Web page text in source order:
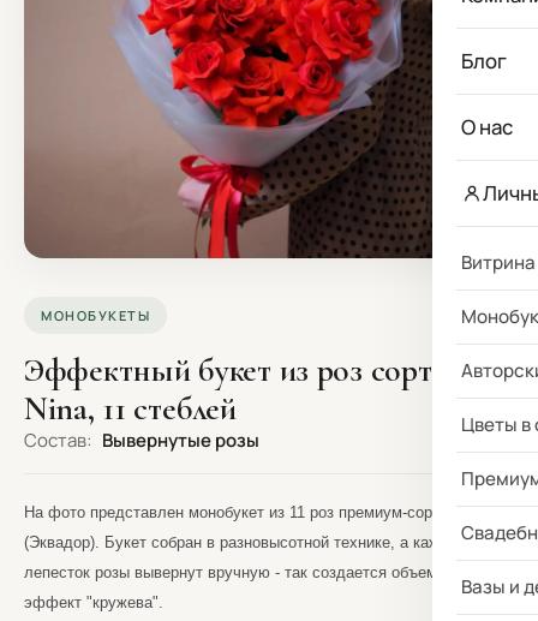
Блог
О нас
Цветы в
Вазы и
МОНОБУКЕТЫ
Эффектный букет из роз сорта
Nina, 11 стеблей
Состав: Вывернутые розы
На фото представлен монобукет из 11 роз премиум-сорта Nina
(Эквадор). Букет собран в разновысотной технике, а каждый
лепесток розы вывернут вручную - так создается объем и особый
эффект "кружева".